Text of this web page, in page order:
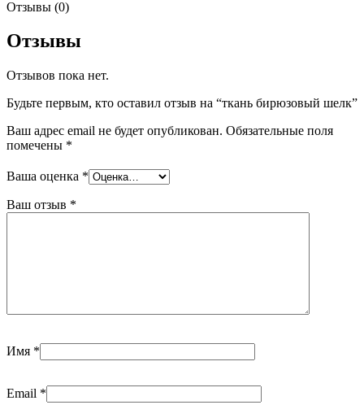
Отзывы (0)
Отзывы
Отзывов пока нет.
Будьте первым, кто оставил отзыв на “ткань бирюзовый шелк”
Ваш адрес email не будет опубликован. Обязательные поля
помечены *
Ваша оценка *
Ваш отзыв *
Имя *
Email *